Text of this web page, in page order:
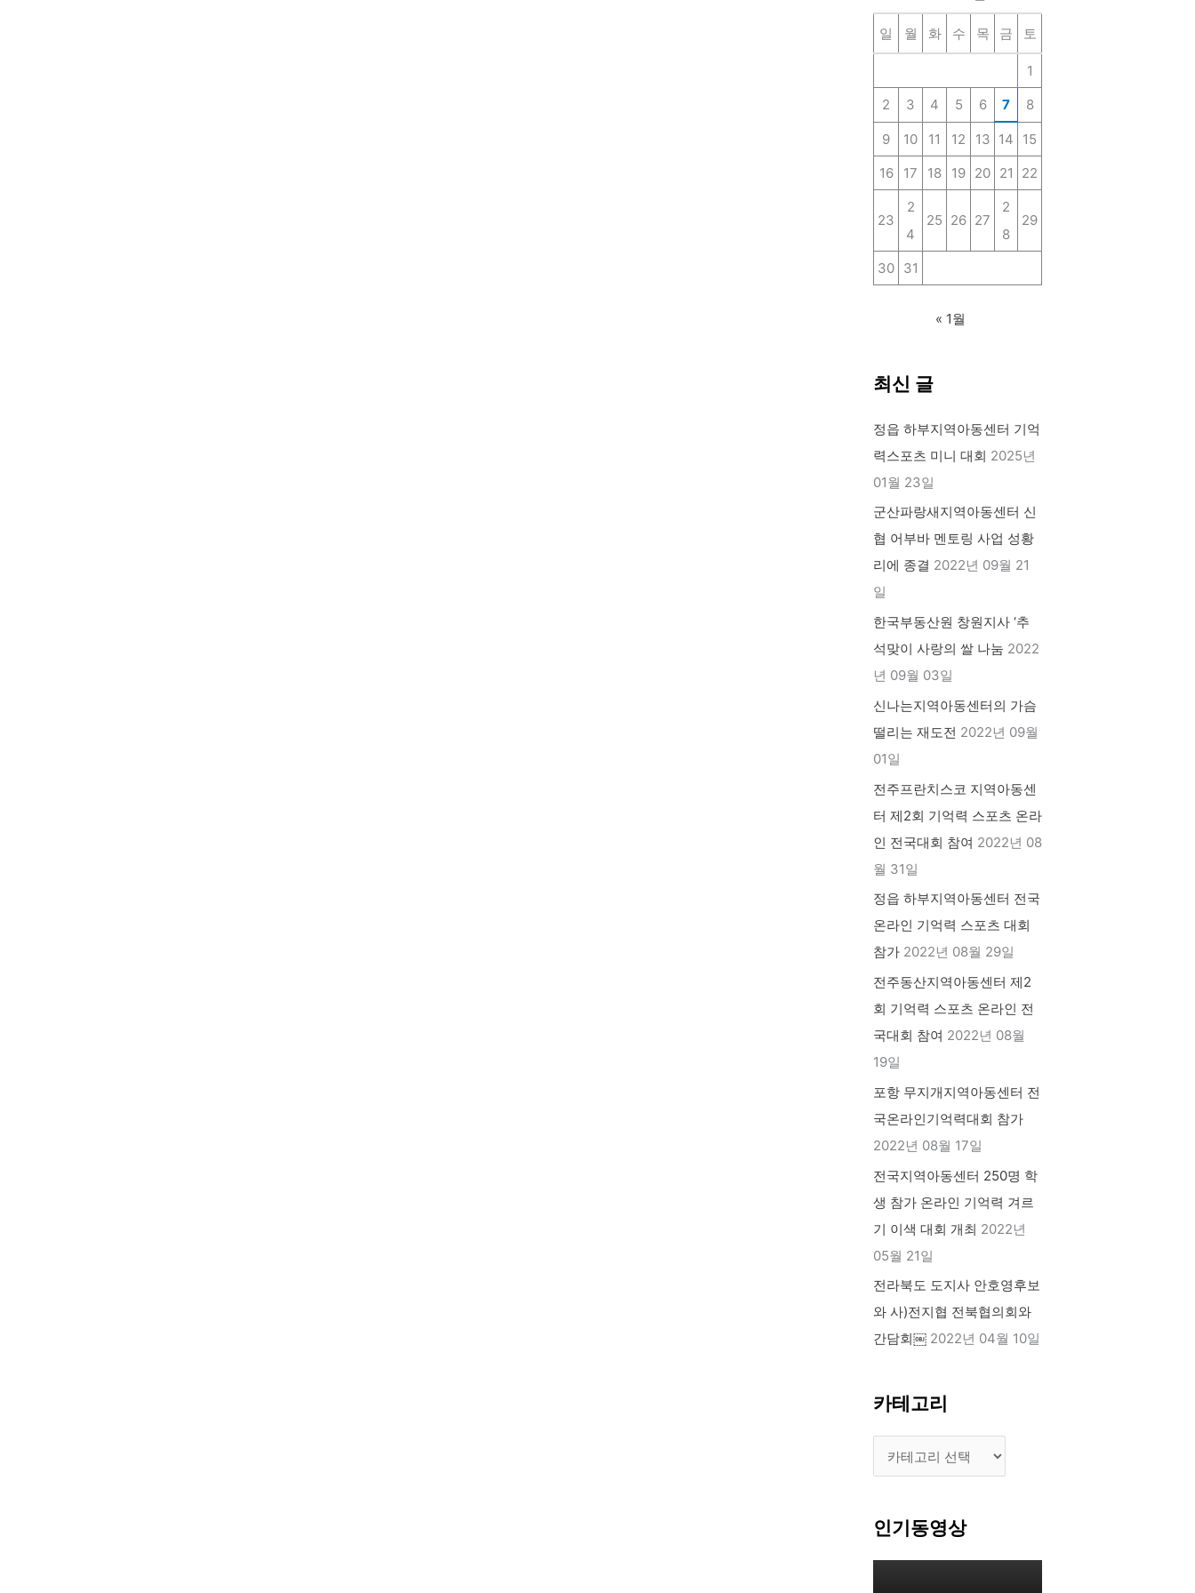
일 월 화 수 목 금 토
1
2
3 4 5 6 7 8
9 10 11 12 13 14
15
16
17 18 19 20 21 22
23
2
4
25 26 27
2
8
29
30 31
« 1월
최신 글
정읍 하부지역아동센터 기억
력스포츠 미니 대회 2025년
01월 23일
군산파랑새지역아동센터 신
협 어부바 멘토링 사업 성황
리에 종결 2022년 09월 21
일
한국부동산원 창원지사 ‘추
석맞이 사랑의 쌀 나눔 2022
년 09월 03일
신나는지역아동센터의 가슴
떨리는 재도전 2022년 09월
01일
전주프란치스코 지역아동센
터 제2회 기억력 스포츠 온라
인 전국대회 참여 2022년 08
월 31일
정읍 하부지역아동센터 전국
온라인 기억력 스포츠 대회
참가 2022년 08월 29일
전주동산지역아동센터 제2
회 기억력 스포츠 온라인 전
국대회 참여 2022년 08월
19일
포항 무지개지역아동센터 전
국온라인기억력대회 참가
2022년 08월 17일
전국지역아동센터 250명 학
생 참가 온라인 기억력 겨르
기 이색 대회 개최 2022년
05월 21일
전라북도 도지사 안호영후보
와 사)전지협 전북협의회와
간담회￼ 2022년 04월 10일
카테고리
인기동영상